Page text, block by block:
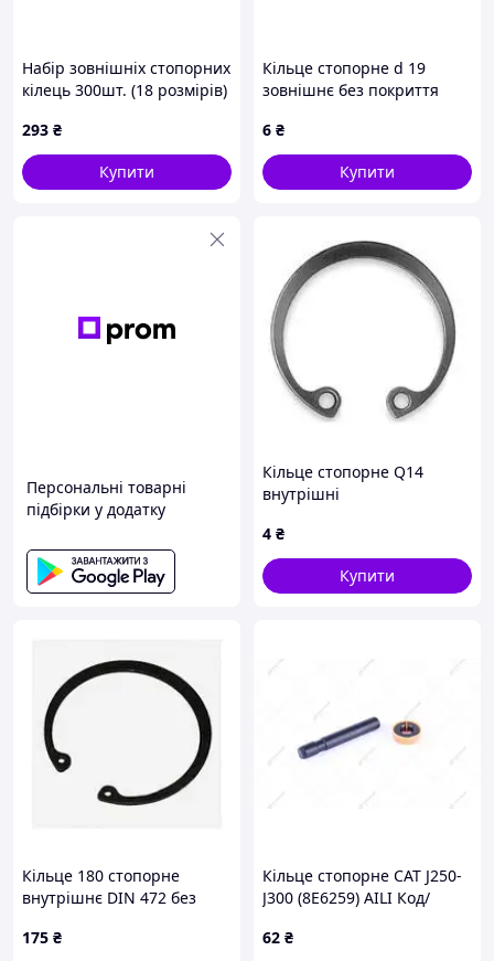
Набір зовнішніх стопорних
кілець 300шт. (18 розмірів)
293 ₴
Купити
Кільце стопорне d 19
зовнішнє без покриття
6 ₴
Купити
Персональні товарні
підбірки у додатку
Кільце стопорне Q14
внутрішні
4 ₴
Купити
Кільце 180 стопорне
внутрішнє DIN 472 без
175 ₴
Кільце стопорне САТ J250-
J300 (8E6259) AILI Код/
62 ₴